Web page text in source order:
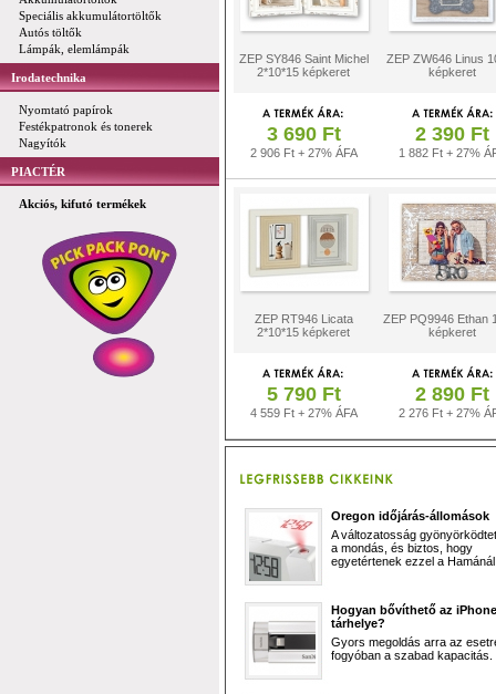
Speciális akkumulátortöltők
Autós töltők
Lámpák, elemlámpák
Irodatechnika
Nyomtató papírok
Festékpatronok és tonerek
Nagyítók
PIACTÉR
Akciós, kifutó termékek
ZEP SY846 Saint Michel
2*10*15 képkeret
ZEP ZW646 Linus
képkeret
3 690 Ft
2 906 Ft + 27% ÁFA
2 390 Ft
1 882 Ft + 27%
ZEP RT946 Licata
2*10*15 képkeret
ZEP PQ9946 Ethan
képkeret
5 790 Ft
4 559 Ft + 27% ÁFA
2 890 Ft
2 276 Ft + 27%
Oregon időjárás-állomások
A változatosság
a mondás, és biztos, hogy
egyetértenek ezzel a
Hogyan bővíthető az iPhone
tárhelye?
Gyors megoldás arra az
fogyóban a szabad kapacitás.